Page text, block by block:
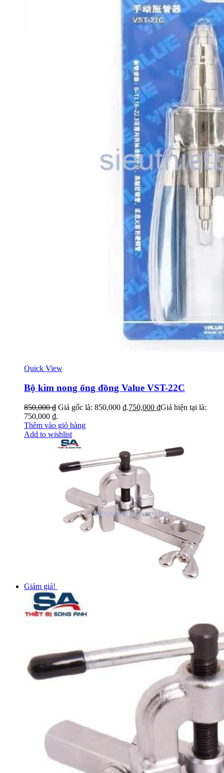
Quick View
Bộ kìm nong ống đồng Value VST-22C
850,000₫ Giá gốc là: 850,000 ₫.750,000 ₫Giá hiện tại là:
750,000 ₫.
Thêm vào giỏ hàng
Add to wishlist
Giảm giá!